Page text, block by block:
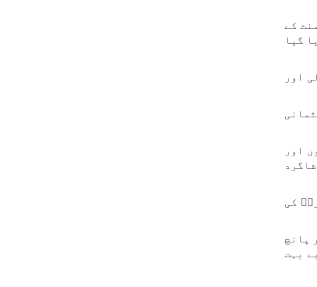
اہل سنت کے
گیا
اور
اور
کی
مشتمل ہے اور پانچ
بہت